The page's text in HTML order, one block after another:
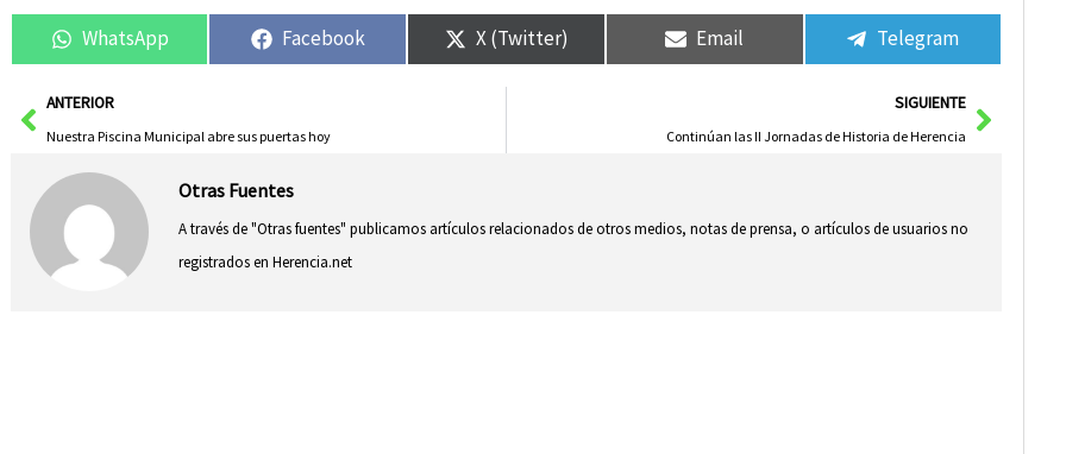
WhatsApp Facebook X (Twitter) Email Telegram
AntANTERIOR
Nuestra Piscina Municipal abre sus puertas hoy
SIGUIENTE
Continúan las II Jornadas de Historia de Herencia
Otras Fuentes
A través de "Otras fuentes" publicamos artículos relacionados de otros medios, notas de prensa, o artículos de usuarios no
registrados en Herencia.net